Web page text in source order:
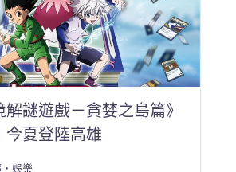
解謎遊戲－貪婪之島篇》
今夏登陸高雄
娛樂